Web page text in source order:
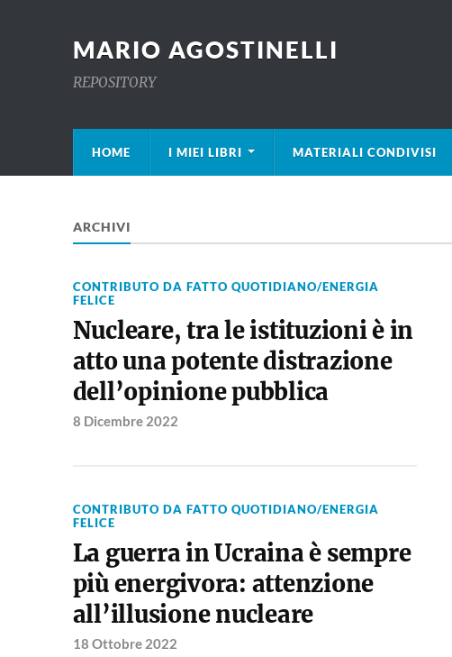
MARIO AGOSTINELLI
REPOSITORY
HOME I MIEI LIBRI MATERIALI CONDIVISI
ARCHIVI
CONTRIBUTO DA FATTO QUOTIDIANO/ENERGIA
FELICE
Nucleare, tra le istituzioni è in
atto una potente distrazione
dell’opinione pubblica
8 Dicembre 2022
CONTRIBUTO DA FATTO QUOTIDIANO/ENERGIA
FELICE
La guerra in Ucraina è sempre
più energivora: attenzione
all’illusione nucleare
18 Ottobre 2022